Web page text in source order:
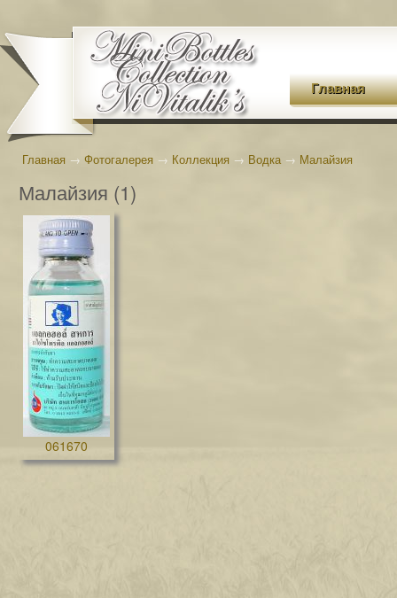
Главная
Главная → Фотогалерея → Коллекция → Водка→ Малайзия
Малайзия (1)
061670